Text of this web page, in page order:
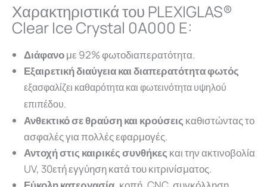
Χαρακτηριστικά του PLEXIGLAS®
Clear Ice Crystal 0A000 E:
Διάφανομε 92% φωτοδιαπερατότητα.
Εξαιρετική διαύγεια και διαπερατότητα φωτός
εξασφαλίζει καθαρότητα και φωτεινότητα υψηλού
επιπέδου.
Ανθεκτικό σε θραύση και κρούσεις καθιστώντας το
ασφαλές για πολλές εφαρμογές.
Αντοχή στις καιρικές συνθήκες και την ακτινοβολία
UV, 30ετή εγγύηση κατά του κιτρινίσματος.